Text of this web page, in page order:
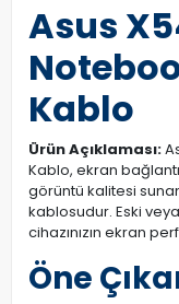
Asus
Kablo
Ürün Açıklaması:
Kablo, ekran
görüntü kalitesi
kablosudur. Eski
cihazınızın ekran
Öne